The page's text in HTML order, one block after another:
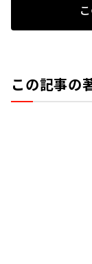
この記事の